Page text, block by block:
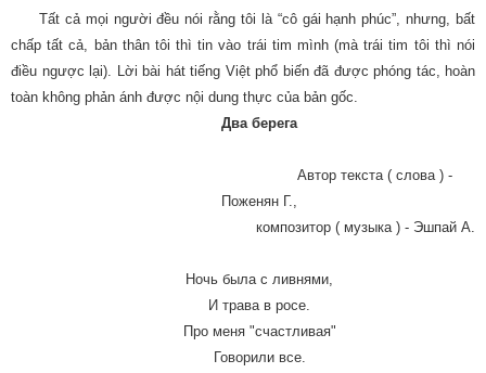
Tất cả mọi người đều nói rằng tôi là “cô gái hạnh phúc”, nhưng, bất
chấp tất cả, bản thân tôi thì tin vào trái tim mình (mà trái tim tôi thì nói
điều ngược lại). Lời bài hát tiếng Việt phổ biến đã được phóng tác, hoàn
toàn không phản ánh được nội dung thực của bản gốc.
Два берега
Автор текста ( слова ) -
Поженян Г.,
композитор ( музыка ) - Эшпай А.
Ночь была с ливнями,
И трава в росе.
Про меня "счастливая"
Говорили все.